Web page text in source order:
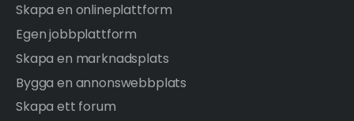
Skapa en onlineplattform
Egen jobbplattform
Skapa en marknadsplats
Bygga en annonswebbplats
Skapa ett forum